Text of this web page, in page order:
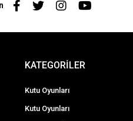
KATEGORİLER
Kutu Oyunları
Kutu Oyunları